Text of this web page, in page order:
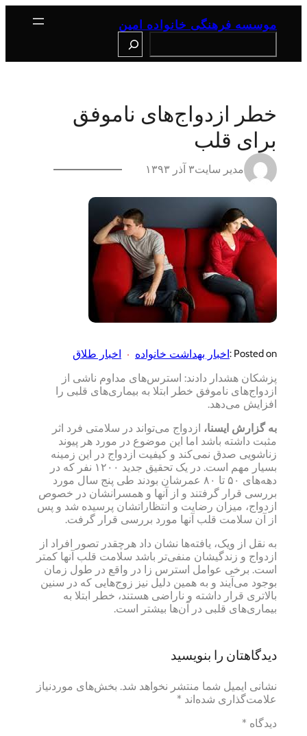
موسسه فرهنگی خانواده امین
خطر ازدواج‌های ناموفق
برای قلب
مدیر سایت۳ آذر ۱۳۹۳
Posted on : اخبار بهداشت خانواده
اخبار طلاق
پزشکان هشدار دادند: استرس‌های مداوم ناشی از
ازدواج‌های ناموفق خطر ابتلا به بیماری‌های قلبی را
افزایش می‌دهد.
به گزارش ایسنا، ازدواج می‌تواند در سلامتی فرد اثر
مثبت داشته باشد اما این موضوع در مورد هر پیوند
زناشویی صدق نمی‌کند و کیفیت ازدواج در این زمینه
بسیار مهم است. در یک تحقیق جدید ۱۲۰۰ نفر که در
دهه‌های ۵۰ تا ۸۰ عمرشان بودند طی پنج سال مورد
بررسی قرار گرفتند و از آنها و همسرانشان در خصوص
ازدواج، میزان رضایت و انتظاراتشان پرسیده شد و پس
از آن سلامت قلب آنها مورد بررسی قرار گرفت.
به نقل از ویک، یافته‌ها نشان داد هرچقدر تصور افراد از
ازدواج و زندگیشان منفی‌تر باشد سلامت قلب آنها کمتر
است. برخی عوامل استرس زا در واقع در طول زمان
بوجود می‌آیند و به همین دلیل نیز زوج‌هایی که در سنین
بالاتری قرار داشته و ناراضی هستند، خطر ابتلا به
بیماری‌های قلبی در آن‌ها بیشتر است.
دیدگاهتان را بنویسید
نشانی ایمیل شما منتشر نخواهد شد. بخش‌های موردنیاز
علامت‌گذاری شده‌اند *
دیدگاه *